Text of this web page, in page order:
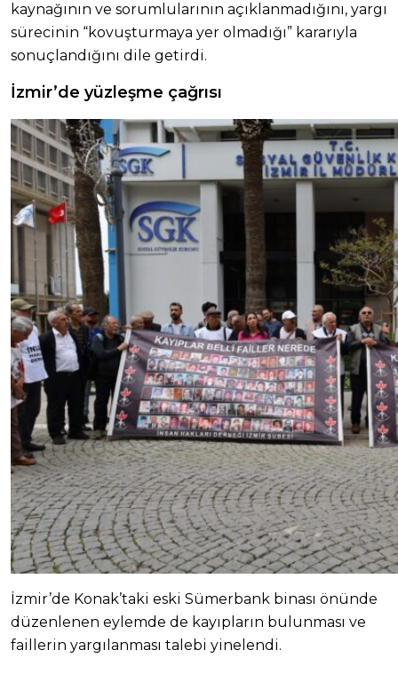
kaynağının ve sorumlularının açıklanmadığını, yargı
sürecinin “kovuşturmaya yer olmadığı” kararıyla
sonuçlandığını dile getirdi.
İzmir’de yüzleşme çağrısı
İzmir’de Konak’taki eski Sümerbank binası önünde
düzenlenen eylemde de kayıpların bulunması ve
faillerin yargılanması talebi yinelendi.